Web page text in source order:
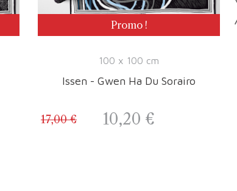
Promo !
100 x 100 cm
Issen - Gwen Ha Du Sorairo
Prix
10,20 €Prix de base
17,00 €